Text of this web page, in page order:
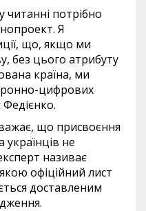
потрібно
Я
що, якщо ми
без цього атрибуту
країна, ми
цифрових
Федієнко.
що присвоєння
не
називає
офіційний лист
доставленим